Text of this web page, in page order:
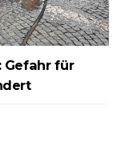
Gefahr für